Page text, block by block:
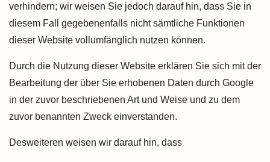
verhindern; wir weisen Sie jedoch darauf hin, dass Sie in
diesem Fall gegebenenfalls nicht sämtliche Funktionen
dieser Website vollumfänglich nutzen können.
Durch die Nutzung dieser Website erklären Sie sich mit der
Bearbeitung der über Sie erhobenen Daten durch Google
in der zuvor beschriebenen Art und Weise und zu dem
zuvor benannten Zweck einverstanden.
Desweiteren weisen wir darauf hin, dass